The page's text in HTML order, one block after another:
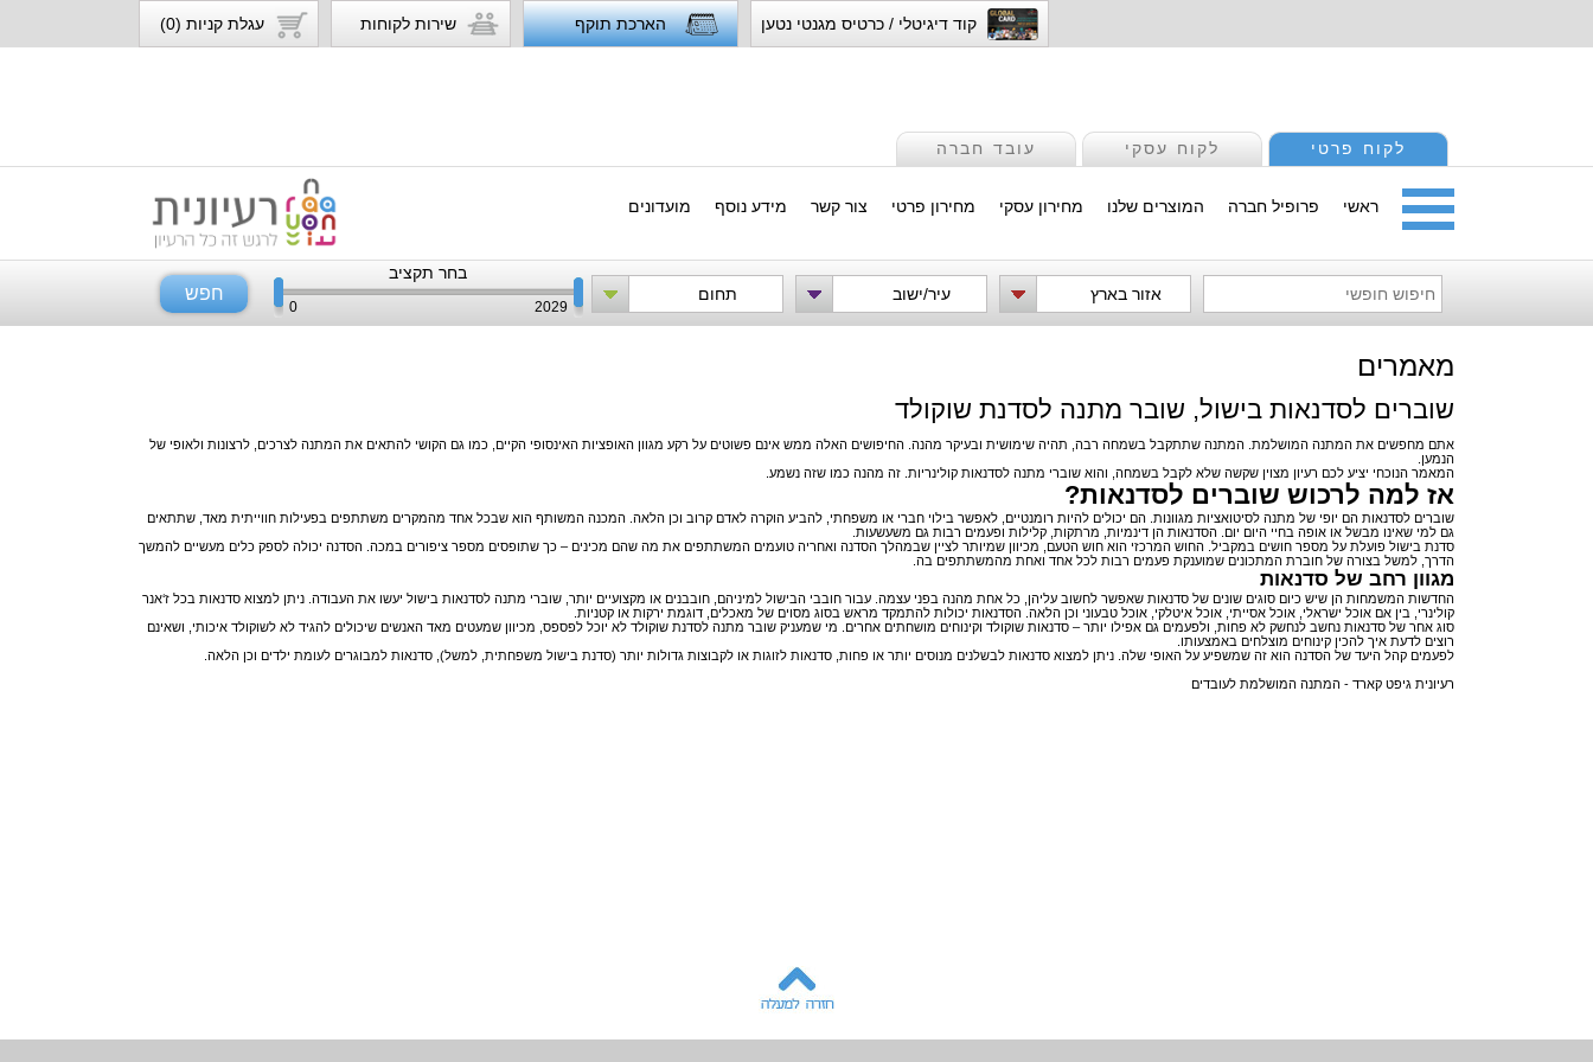
קוד דיגיטלי / כרטיס מגנטי נטען הארכת תוקף שירות לקוחות עגלת קניות (0)
לקוח פרטי לקוח עסקי עובד חברה
ראשי פרופיל חברה המוצרים שלנו מחירון עסקי מחירון פרטי צור קשר מידע נוסף מועדונים
אזור בארץ עיר/ישוב תחום
בחר תקציב
0 2029
חפש
מאמרים
שוברים לסדנאות בישול, שובר מתנה לסדנת שוקולד
אתם מחפשים את המתנה המושלמת. המתנה שתתקבל בשמחה רבה, תהיה שימושית ובעיקר מהנה. החיפושים האלה ממש אינם פשוטים על רקע מגוון האופציות האינסופי הקיים, כמו גם הקושי להתאים את המתנה לצרכים, לרצונות ולאופי של
הנמען.
המאמר הנוכחי יציע לכם רעיון מצוין שקשה שלא לקבל בשמחה, והוא שוברי מתנה לסדנאות קולינריות. זה מהנה כמו שזה נשמע.
אז למה לרכוש שוברים לסדנאות?
שוברים לסדנאות הם יופי של מתנה לסיטואציות מגוונות. הם יכולים להיות רומנטיים, לאפשר בילוי חברי או משפחתי, להביע הוקרה לאדם קרוב וכן הלאה. המכנה המשותף הוא שבכל אחד מהמקרים משתתפים בפעילות חווייתית מאד, שתתאים
גם למי שאינו מבשל או אופה בחיי היום יום. הסדנאות הן דינמיות, מרתקות, קלילות ופעמים רבות גם משעשעות.
סדנת בישול פועלת על מספר חושים במקביל. החוש המרכזי הוא חוש הטעם, מכיוון שמיותר לציין שבמהלך הסדנה ואחריה טועמים המשתתפים את מה שהם מכינים – כך שתופסים מספר ציפורים במכה. הסדנה יכולה לספק כלים מעשיים להמשך
הדרך, למשל בצורה של חוברת המתכונים שמוענקת פעמים רבות לכל אחד ואחת מהמשתתפים בה.
מגוון רחב של סדנאות
החדשות המשמחות הן שיש כיום סוגים שונים של סדנאות שאפשר לחשוב עליהן, כל אחת מהנה בפני עצמה. עבור חובבי הבישול למיניהם, חובבנים או מקצועיים יותר, שוברי מתנה לסדנאות בישול יעשו את העבודה. ניתן למצוא סדנאות בכל ז‘אנר
קולינרי, בין אם אוכל ישראלי, אוכל אסייתי, אוכל איטלקי, אוכל טבעוני וכן הלאה. הסדנאות יכולות להתמקד מראש בסוג מסוים של מאכלים, דוגמת ירקות או קטניות.
סוג אחר של סדנאות נחשב לנחשק לא פחות, ולפעמים גם אפילו יותר – סדנאות שוקולד וקינוחים מושחתים אחרים. מי שמעניק שובר מתנה לסדנת שוקולד לא יוכל לפספס, מכיוון שמעטים מאד האנשים שיכולים להגיד לא לשוקולד איכותי, ושאינם
רוצים לדעת איך להכין קינוחים מוצלחים באמצעותו.
לפעמים קהל היעד של הסדנה הוא זה שמשפיע על האופי שלה. ניתן למצוא סדנאות לבשלנים מנוסים יותר או פחות, סדנאות לזוגות או לקבוצות גדולות יותר (סדנת בישול משפחתית, למשל), סדנאות למבוגרים לעומת ילדים וכן הלאה.
רעיונית גיפט קארד - המתנה המושלמת לעובדים